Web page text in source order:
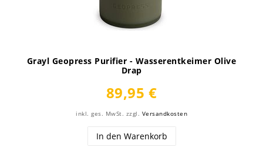
Grayl Geopress Purifier - Wasserentkeimer Olive
Drap
89,95 €
inkl. ges. MwSt. zzgl. Versandkosten
In den Warenkorb